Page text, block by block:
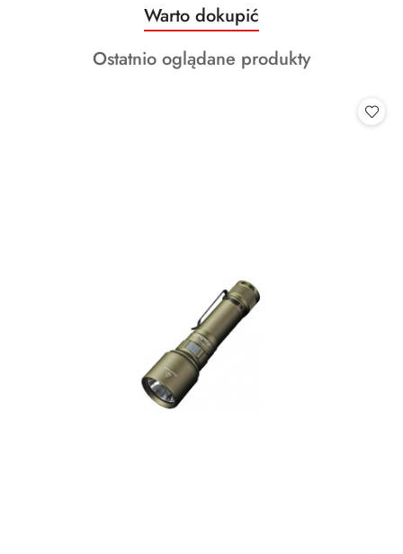
Pomiń karuzelę produktów
Produkty
o
statusie:
Warto dokupić
Produkty
Ostatnio oglądane produkty